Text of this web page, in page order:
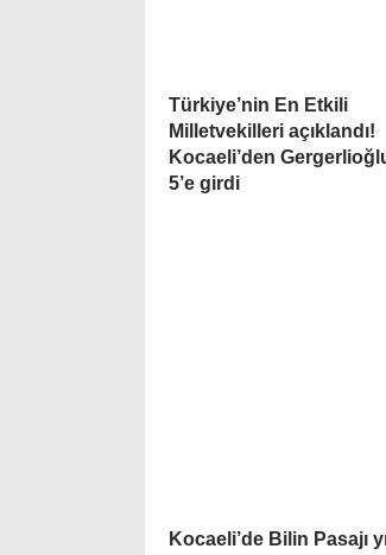
Türkiye’nin En Etkili
Milletvekilleri açıklandı!
Kocaeli’den
5’e girdi
Kocaeli’de Bilin Pasajı